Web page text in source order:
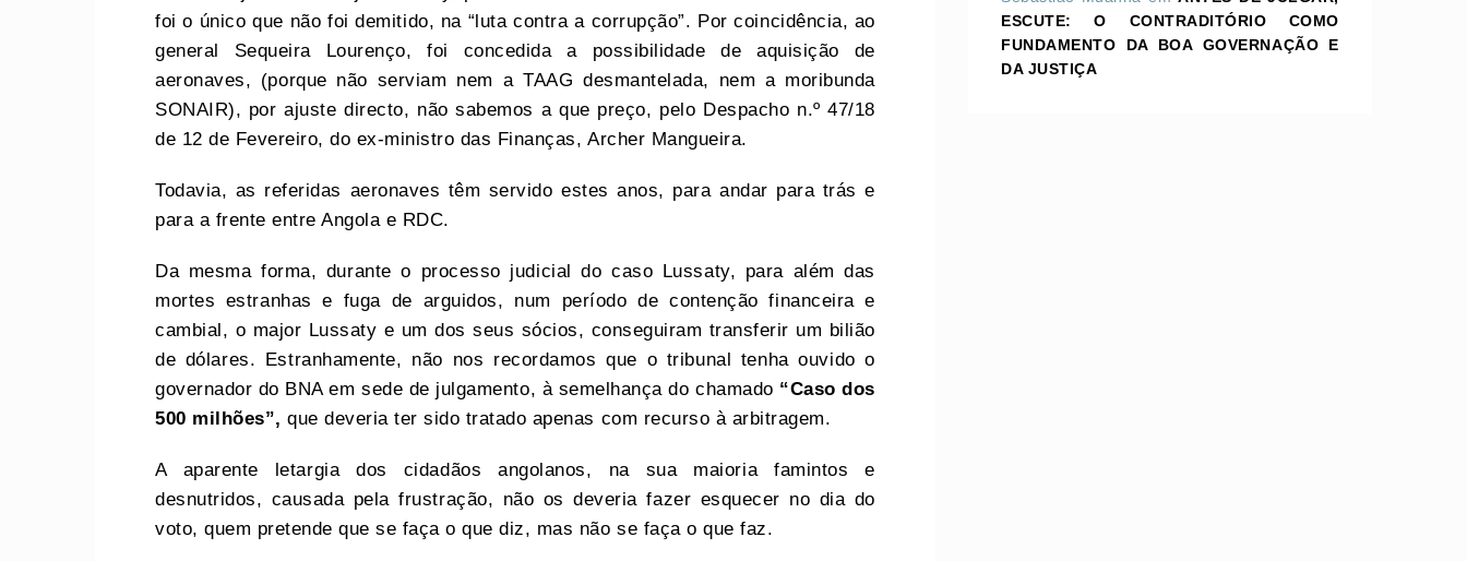
foi o único que não foi demitido, na “luta contra a corrupção”. Por coincidência, ao
general Sequeira Lourenço, foi concedida a possibilidade de aquisição de
aeronaves, (porque não serviam nem a TAAG desmantelada, nem a moribunda
SONAIR), por ajuste directo, não sabemos a que preço, pelo Despacho n.º 47/18
de 12 de Fevereiro, do ex-ministro das Finanças, Archer Mangueira.
Todavia, as referidas aeronaves têm servido estes anos, para andar para trás e
para a frente entre Angola e RDC.
Da mesma forma, durante o processo judicial do caso Lussaty, para além das
mortes estranhas e fuga de arguidos, num período de contenção financeira e
cambial, o major Lussaty e um dos seus sócios, conseguiram transferir um bilião
de dólares. Estranhamente, não nos recordamos que o tribunal tenha ouvido o
governador do BNA em sede de julgamento, à semelhança do chamado “Caso dos
500 milhões”, que deveria ter sido tratado apenas com recurso à arbitragem.
A aparente letargia dos cidadãos angolanos, na sua maioria famintos e
desnutridos, causada pela frustração, não os deveria fazer esquecer no dia do
voto, quem pretende que se faça o que diz, mas não se faça o que faz.
ESCUTE: O CONTRADITÓRIO COMO
FUNDAMENTO DA BOA GOVERNAÇÃO E
DA JUSTIÇA